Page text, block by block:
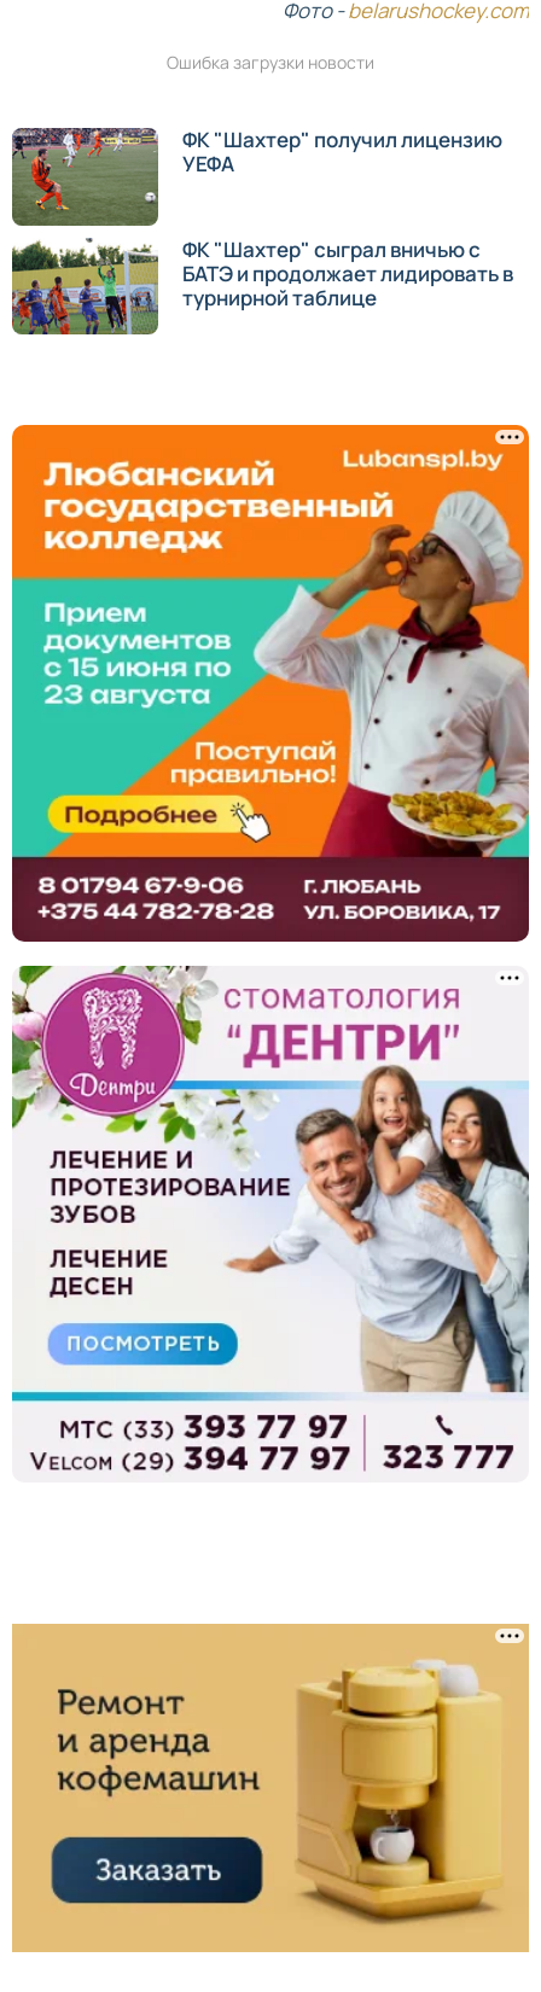
Фото -belarushockey.com
Ошибка загрузки новости
ФК "Шахтер" получил лицензию
УЕФА
ФК "Шахтер" сыграл вничью с
БАТЭ и продолжает лидировать в
турнирной таблице